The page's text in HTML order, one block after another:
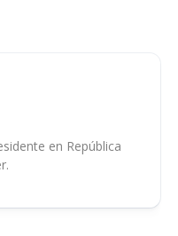
en República